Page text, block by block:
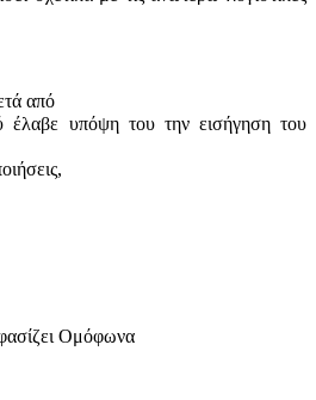
από
έλαβε υπόψη του την εισήγηση του
Ομόφωνα